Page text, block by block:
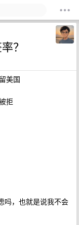
？
美国
拒
吗，也就是说我不会